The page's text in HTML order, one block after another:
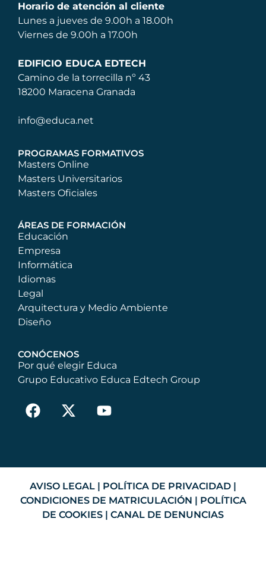
Horario de atención al cliente
Lunes a jueves de 9.00h a 18.00h
Viernes de 9.00h a 17.00h
EDIFICIO EDUCA EDTECH
Camino de la torrecilla nº 43
18200 Maracena Granada
info@educa.net
PROGRAMAS FORMATIVOS
Masters Online
Masters Universitarios
Masters Oficiales
ÁREAS DE FORMACIÓN
Educación
Empresa
Informática
Idiomas
Legal
Arquitectura y Medio Ambiente
Diseño
CONÓCENOS
Por qué elegir Educa
Grupo Educativo Educa Edtech Group
AVISO LEGAL | POLÍTICA DE PRIVACIDAD |
CONDICIONES DE MATRICULACIÓN | POLÍTICA
DE COOKIES | CANAL DE DENUNCIAS